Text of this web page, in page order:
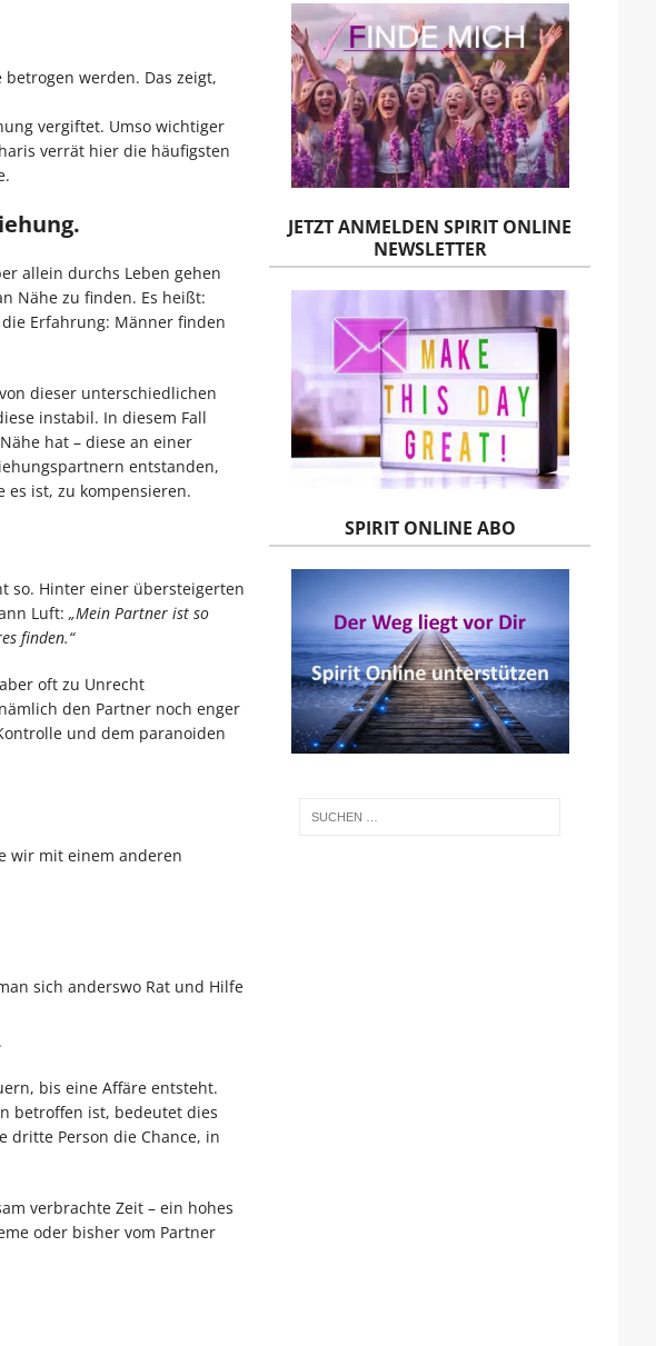
werden. Das zeigt,
vergiftet. Umso wichtiger
verrät hier die häufigsten
allein durchs Leben gehen
Nähe zu finden. Es heißt:
Erfahrung: Männer finden
dieser unterschiedlichen
instabil. In diesem Fall
hat – diese an einer
entstanden,
ist, zu kompensieren.
so. Hinter einer übersteigerten
Luft: „Mein Partner ist so
finden.“
oft zu Unrecht
den Partner noch enger
und dem paranoiden
wir mit einem anderen
sich anderswo Rat und Hilfe
bis eine Affäre entsteht.
betroffen ist, bedeutet dies
dritte Person die Chance, in
verbrachte Zeit – ein hohes
oder bisher vom Partner
JETZT ANMELDEN SPIRIT ONLINE
NEWSLETTER
SPIRIT ONLINE ABO